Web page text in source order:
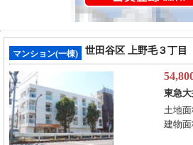
マンション(一棟) 世田谷区 上野毛３丁目
東急
土地
建物